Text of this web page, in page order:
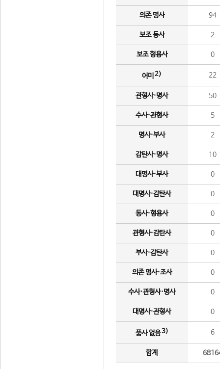
의존 명사 94
보조 동사 2
보조 형용사 0
어미 2) 22
관형사·명사 50
수사·관형사 5
명사·부사 2
감탄사·명사 10
대명사·부사 0
대명사·감탄사 0
동사·형용사 0
관형사·감탄사 0
부사·감탄사 0
의존 명사·조사 0
수사·관형사·명사 0
대명사·관형사 0
품사 없음3) 6
합계